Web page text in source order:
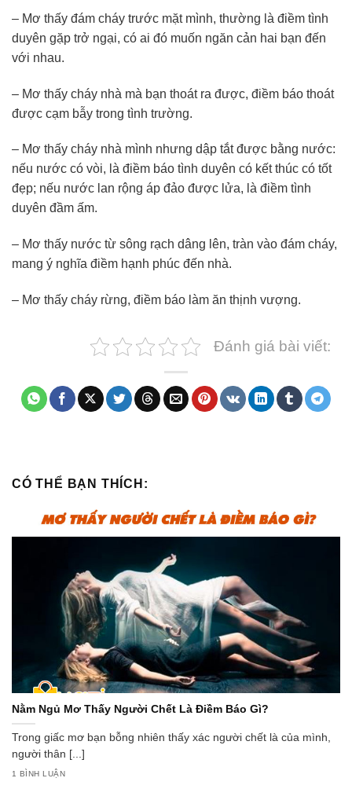
– Mơ thấy đám cháy trước mặt mình, thường là điềm tình
duyên gặp trở ngại, có ai đó muốn ngăn cản hai bạn đến
với nhau.
– Mơ thấy cháy nhà mà bạn thoát ra được, điềm báo thoát
được cạm bẫy trong tình trường.
– Mơ thấy cháy nhà mình nhưng dập tắt được bằng nước:
nếu nước có vòi, là điềm báo tình duyên có kết thúc có tốt
đẹp; nếu nước lan rộng áp đảo được lửa, là điềm tình
duyên đầm ấm.
– Mơ thấy nước từ sông rạch dâng lên, tràn vào đám cháy,
mang ý nghĩa điềm hạnh phúc đến nhà.
– Mơ thấy cháy rừng, điềm báo làm ăn thịnh vượng.
Đánh giá bài viết:
CÓ THỂ BẠN THÍCH:
Nằm Ngủ Mơ Thấy Người Chết Là Điềm Báo Gì?
Trong giấc mơ bạn bỗng nhiên thấy xác người chết là của mình,
người thân [...]
1 BÌNH LUẬN